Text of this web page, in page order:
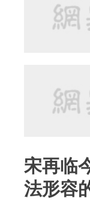
宋再临
法形容